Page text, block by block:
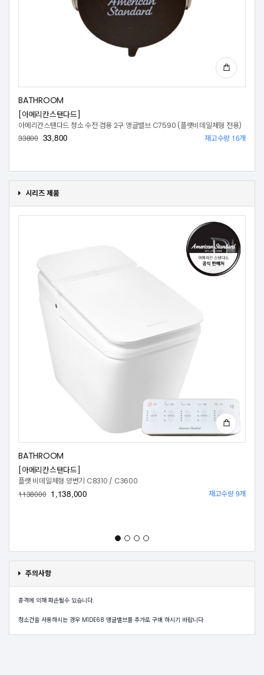
BATHROOM
[아메리칸스탠다드]
아메리칸스탠다드 청소 수전 겸용 2구 앵글밸브 C7590 (플랫비데일체형 전용)
33800 33,800 재고수량 16개
시리즈 제품
BATHROOM
[아메리칸스탠다드]
플랫 비데일체형 양변기 C8310 / C3600
1138000 1,138,000 재고수량 9개
주의사항
충격에 의해 파손될수 있습니다.
청소건을 사용하시는 경우 M1DE68 앵글밸브를 추가로 구매 하시기 바랍니다